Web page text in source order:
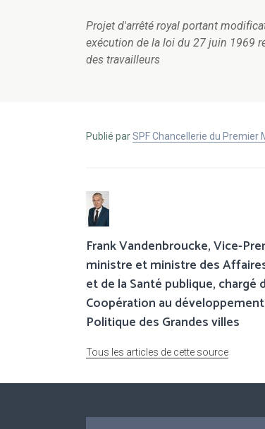
Projet d'arrêté royal portant
exécution de la loi du 27 juin 1969
des travailleurs
Publié parSPF Chancellerie du
Frank Vandenbroucke, Vice-
ministre et ministre des
et de la Santé publique, chargé
Coopération au
Politique des Grandes villes
Tous les articles de cette source